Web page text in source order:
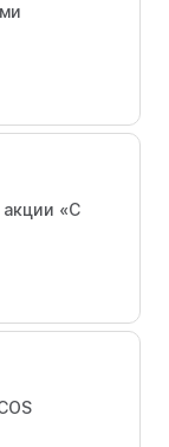
акции «С